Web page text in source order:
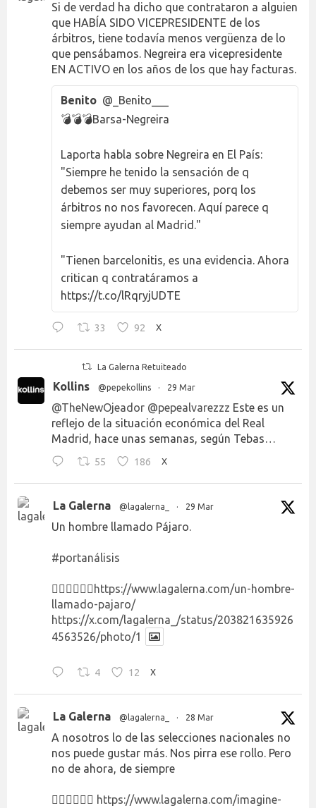
Si de verdad ha dicho que contrataron a alguien
que HABÍA SIDO VICEPRESIDENTE de los
árbitros, tiene todavía menos vergüenza de lo
que pensábamos. Negreira era vicepresidente
EN ACTIVO en los años de los que hay facturas.
Benito @_Benito___
💣💣💣Barsa-Negreira
Laporta habla sobre Negreira en El País:
"Siempre he tenido la sensación de q
debemos ser muy superiores, porq los
árbitros no nos favorecen. Aquí parece q
siempre ayudan al Madrid."
"Tienen barcelonitis, es una evidencia. Ahora
critican q contratáramos a
https://t.co/lRqryjUDTE
33 92 X
La Galerna Retuiteado
Kollins @pepekollins · 29 Mar
@TheNewOjeador @pepealvarezzz Este es un
reflejo de la situación económica del Real
Madrid, hace unas semanas, según Tebas…
55 186 X
La Galerna @lagalerna_ · 29 Mar
Un hombre llamado Pájaro.
#portanálisis
👉🏻👉🏻👉🏻 https://www.lagalerna.com/un-hombre-
llamado-pajaro/
https://x.com/lagalerna_/status/203821635926
4563526/photo/1
4 12 X
La Galerna @lagalerna_ · 28 Mar
A nosotros lo de las selecciones nacionales no
nos puede gustar más. Nos pirra ese rollo. Pero
no de ahora, de siempre
👉🏻👉🏻👉🏻 https://www.lagalerna.com/imagine-